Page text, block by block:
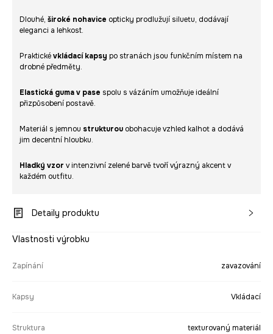
Dlouhé, široké nohavice opticky prodlužují siluetu, dodávají
eleganci a lehkost.
Praktickévkládací kapsy po stranách jsou funkčním místem na
drobné předměty.
Elastická guma v pase spolu s vázáním umožňuje ideální
přizpůsobení postavě.
Materiál s jemnou strukturou obohacuje vzhled kalhot a dodává
jim decentní hloubku.
Hladký vzor v intenzivní zelené barvě tvoří výrazný akcent v
každém outfitu.
Detaily produktu
Vlastnosti výrobku
Zapínání zavazování
Kapsy Vkládací
Struktura texturovaný materiál